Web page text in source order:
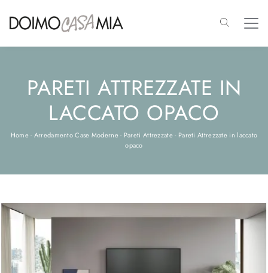
PARETI ATTREZZATE IN
LACCATO OPACO
Home - Arredamento Case Moderne - Pareti Attrezzate - Pareti Attrezzate in laccato
opaco